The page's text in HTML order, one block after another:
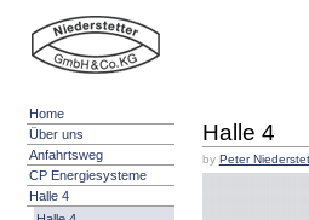
content.
navigation
Grundstücksverwaltung
GmbH & Co.
KG
Halle 4
by Peter
Home
Über uns
Anfahrtsweg
CP Energiesysteme
Halle 4